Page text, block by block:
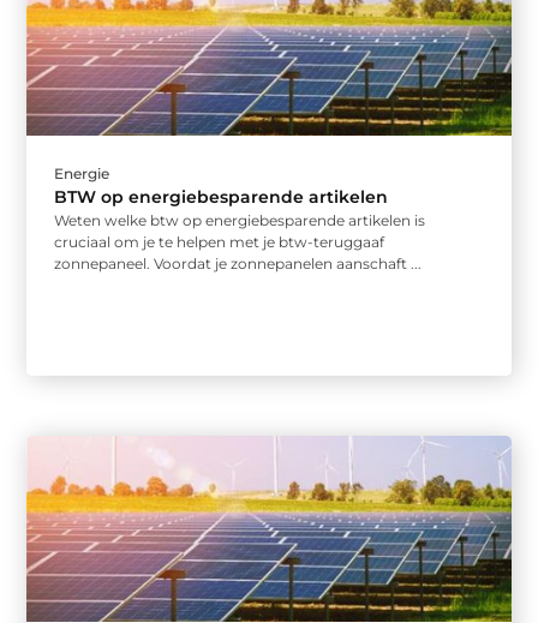
Energie
BTW op energiebesparende artikelen
Weten welke btw op energiebesparende artikelen is
cruciaal om je te helpen met je btw-teruggaaf
zonnepaneel. Voordat je zonnepanelen aanschaft ...